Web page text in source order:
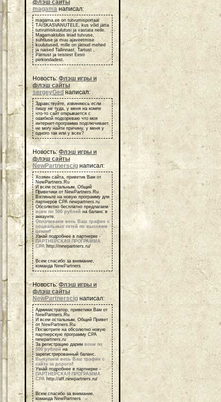
флэш сайты
magama написал:
magama.ee on tutvumisportaal
TÄISKASVANUTELE, kus võid jätta
tutvumiskuulutusi ja vastata neile.
Magamaklubis leiad tutvuse,
suhtluse ja muu ajaveetmise
kuulutused, mille on jätnud mehed
ja naised Tallinnast, Tartust ,
Pärnust ja teistest Eesti
piirkondadest.
Новость: Флэш игры и
флэш сайты
sergeyGed написал:
Здравствуйте, извиняюсь если
пишу не туда, у меня на компе
что-то сайт открывается с
ошибкой подозреваю что моя
интернет-программа подглючивает
не могу найти причину, у меня у
одного так или у всех?
Новость: Флэш игры и
флэш сайты
NewPartnerscig написал:
Хозяин сайта, приветик Вам от
NewPartners.Ru
И всем остальным, Общий
Приветики от NewPartners.Ru
Взгляньте на новую программу для
партнеров СРА newpartners.ru
Обсолютно бесплатно предлагаем
всем по 500 рублей на баланс в
аккаунте.
Оплачиваем весь Ваш трафик с
социальных сетей по высоким
ценам!
Узнай подробнее в партнерке -
ПАРТНЕРСКАЯ ПРОГРАММА
СРА http://newpartners.ru/
Всем спасибо за внимание,
команда NewPartners
Новость: Флэш игры и
флэш сайты
NewPartnerscig написал:
Администратор, приветики Вам от
NewPartners.Ru
И всем остальным, Общий Привет
от NewPartners.Ru
Посмотрите на обсолютно новую
партнерскую программу СРА
newpartners.ru
За регистрацию дарим всем по
500 рублейна
зарегистрированный баланс.
Выкупаем весь Ваш трафик с
сайта за дорого!
Узнай подробнее в партнерке -
ПАРТНЕРСКАЯ ПРОГРАММА
СРА http://aff.newpartners.ru/
Всем спасибо за внимание,
команда NewPartners